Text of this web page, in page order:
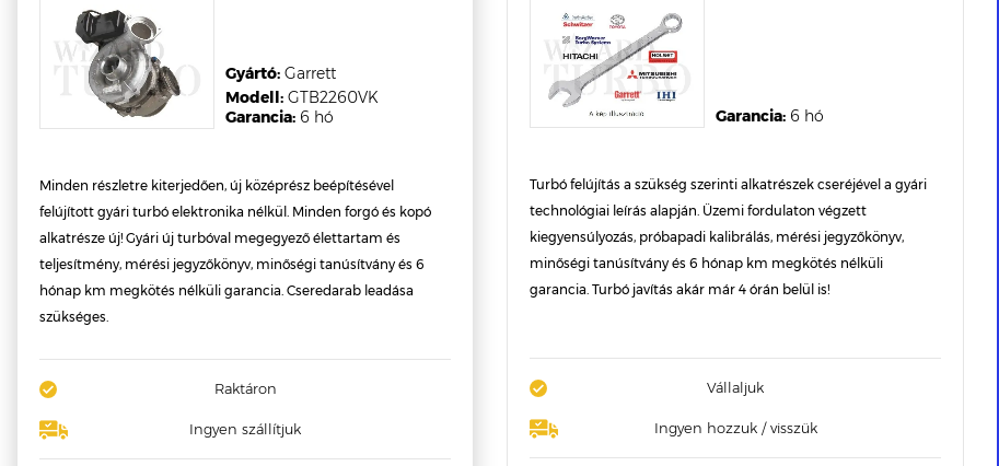
Garancia: 6 hó
Modell: GTB2260VK
Gyártó: Garrett
Minden részletre kiterjedően, új középrész beépítésével
felújított gyári turbó elektronika nélkül. Minden forgó és kopó
alkatrésze új! Gyári új turbóval megegyező élettartam és
teljesítmény, mérési jegyzőkönyv, minőségi tanúsítvány és 6
hónap km megkötés nélküli garancia. Cseredarab leadása
szükséges.
Raktáron
Ingyen szállítjuk
Garancia: 6 hó
Turbó felújítás a szükség szerinti alkatrészek cseréjével a gyári
technológiai leírás alapján. Üzemi fordulaton végzett
kiegyensúlyozás, próbapadi kalibrálás, mérési jegyzőkönyv,
minőségi tanúsítvány és 6 hónap km megkötés nélküli
garancia. Turbó javítás akár már 4 órán belül is!
Vállaljuk
Ingyen hozzuk / visszük